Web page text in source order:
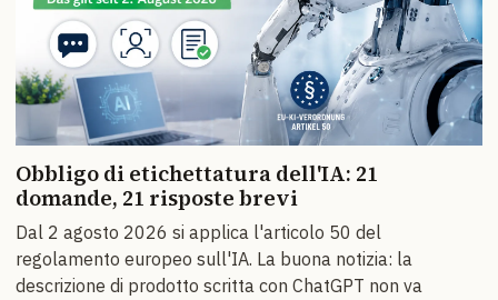
Obbligo di etichettatura dell'IA: 21
domande, 21 risposte brevi
Dal 2 agosto 2026 si applica l'articolo 50 del
regolamento europeo sull'IA. La buona notizia: la
descrizione di prodotto scritta con ChatGPT non va